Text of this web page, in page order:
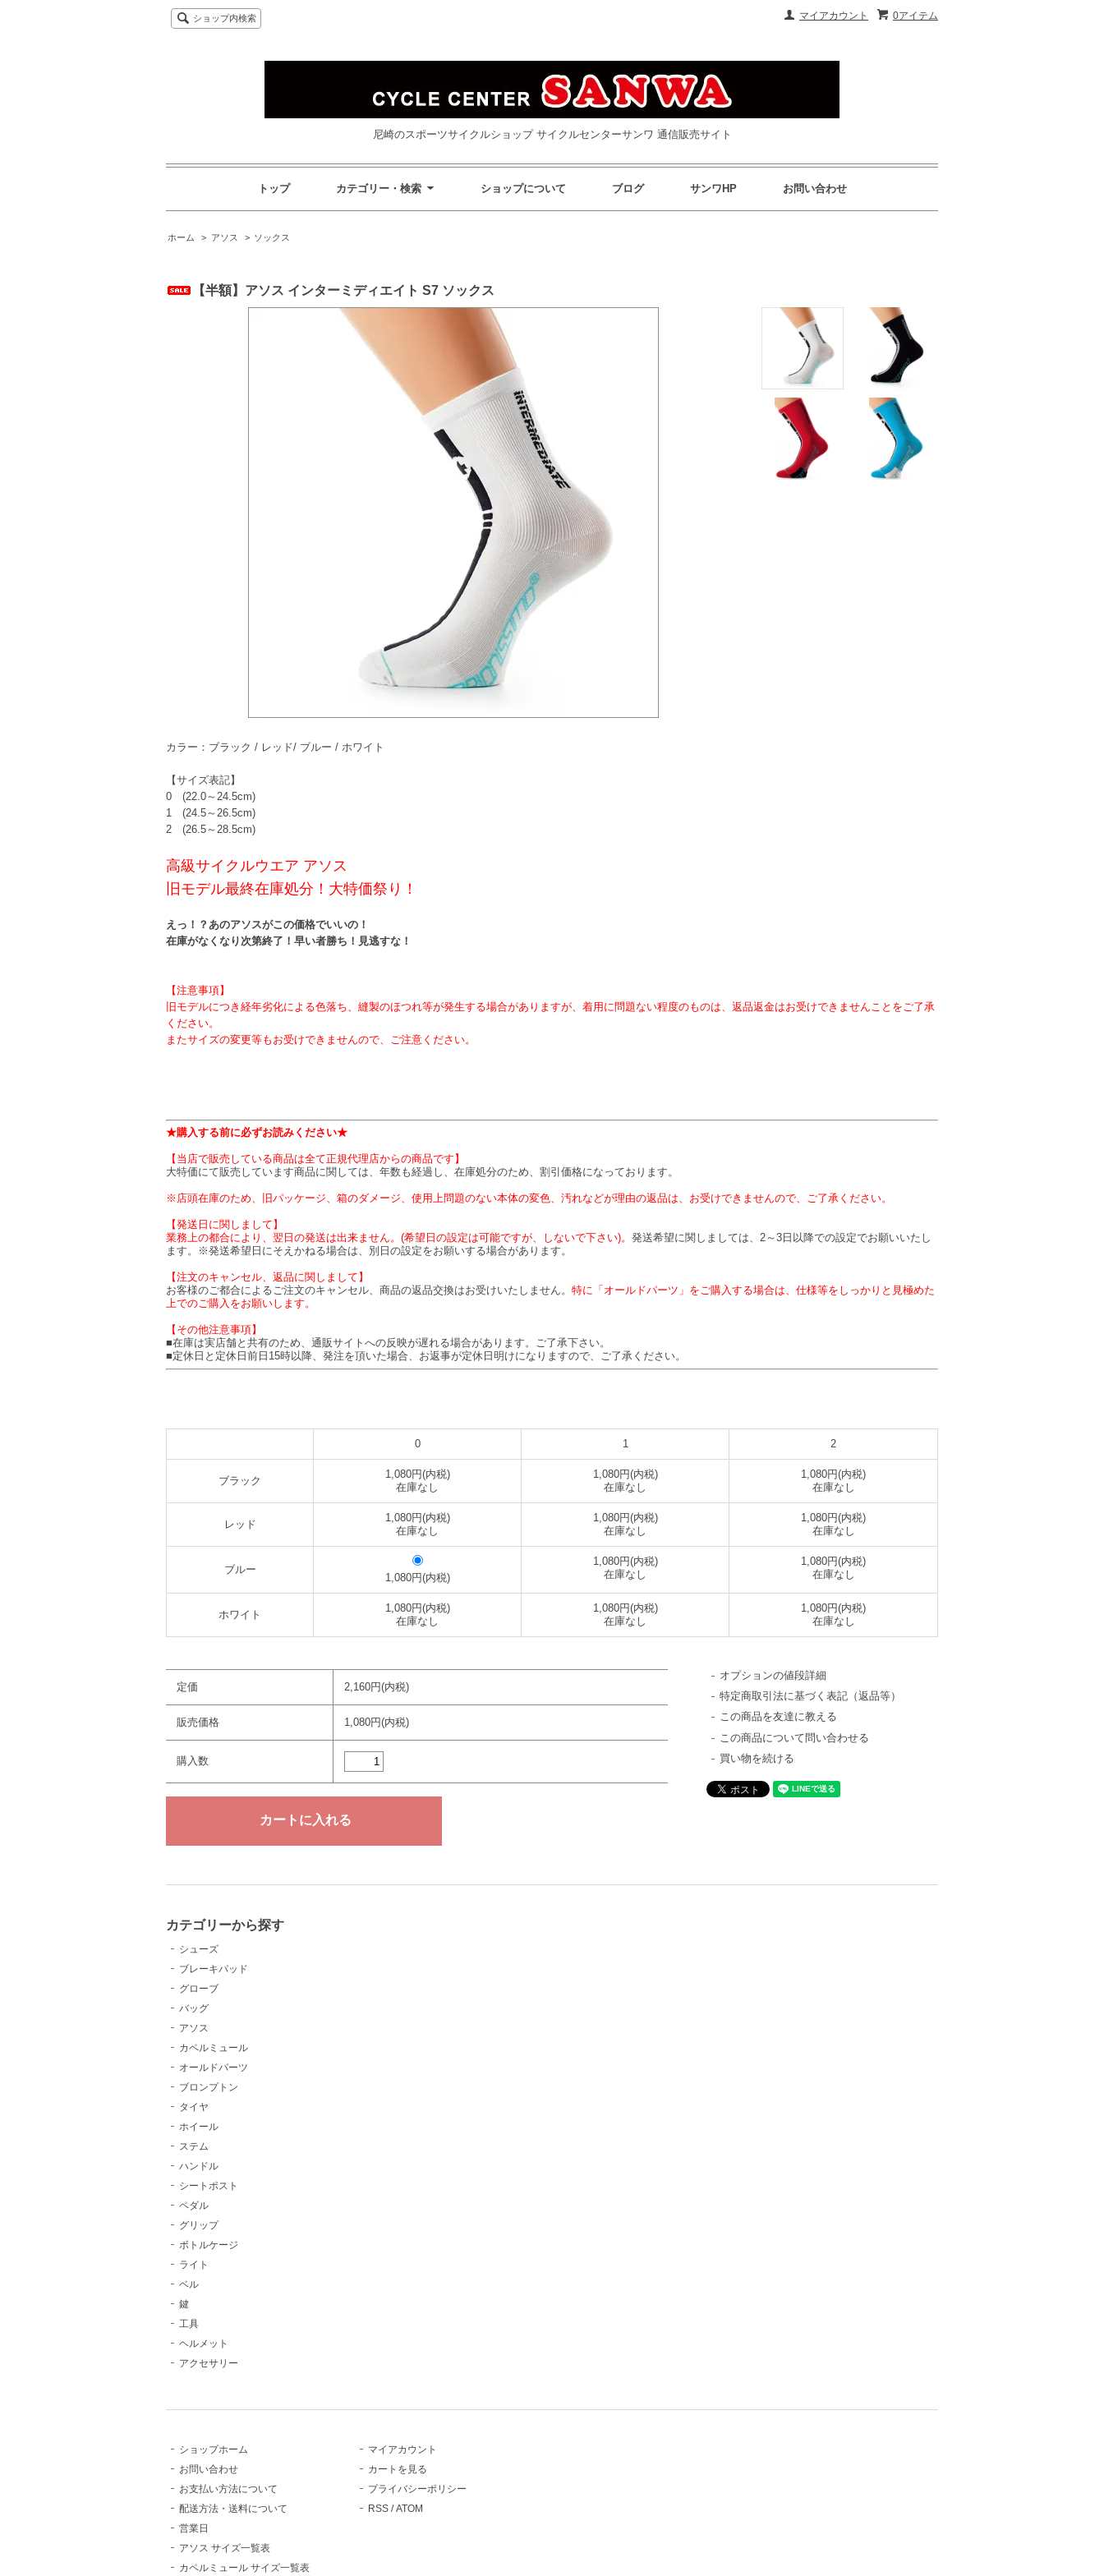
0アイテム
マイアカウント
ショップ内検索
尼崎のスポーツサイクルショップ サイクルセンターサンワ 通信販売サイト
トップ カテゴリー・検索 ショップについて ブログ サンワHP お問い合わせ
ホーム > アソス > ソックス
【半額】アソス インターミディエイト S7 ソックス
カラー：ブラック / レッド/ ブルー / ホワイト
【サイズ表記】
0 (22.0～24.5cm)
1 (24.5～26.5cm)
2 (26.5～28.5cm)
高級サイクルウエア アソス
旧モデル最終在庫処分！大特価祭り！
えっ！？あのアソスがこの価格でいいの！
在庫がなくなり次第終了！早い者勝ち！見逃すな！
【注意事項】
旧モデルにつき経年劣化による色落ち、縫製のほつれ等が発生する場合がありますが、着用に問題ない程度のものは、返品返金はお受けできませんことをご了承
ください。
またサイズの変更等もお受けできませんので、ご注意ください。
★購入する前に必ずお読みください★
【当店で販売している商品は全て正規代理店からの商品です】
大特価にて販売しています商品に関しては、年数も経過し、在庫処分のため、割引価格になっております。
※店頭在庫のため、旧パッケージ、箱のダメージ、使用上問題のない本体の変色、汚れなどが理由の返品は、お受けできませんので、ご了承ください。
【発送日に関しまして】
業務上の都合により、翌日の発送は出来ません。(希望日の設定は可能ですが、しないで下さい)。 発送希望に関しましては、2～3日以降での設定でお願いいたし
ます。※発送希望日にそえかねる場合は、別日の設定をお願いする場合があります。
【注文のキャンセル、返品に関しまして】
お客様のご都合によるご注文のキャンセル、商品の返品交換はお受けいたしません。 特に「オールドパーツ」をご購入する場合は、仕様等をしっかりと見極めた
上でのご購入をお願いします。
【その他注意事項】
■在庫は実店舗と共有のため、通販サイトへの反映が遅れる場合があります。ご了承下さい。
■定休日と定休日前日15時以降、発注を頂いた場合、お返事が定休日明けになりますので、ご了承ください。
0 1 2
ブラック
1,080円(内税)
在庫なし
1,080円(内税)
在庫なし
1,080円(内税)
在庫なし
レッド
1,080円(内税)
在庫なし
1,080円(内税)
在庫なし
1,080円(内税)
在庫なし
ブルー
1,080円(内税)
1,080円(内税)
在庫なし
1,080円(内税)
在庫なし
ホワイト
1,080円(内税)
在庫なし
1,080円(内税)
在庫なし
1,080円(内税)
在庫なし
定価 2,160円(内税)
販売価格 1,080円(内税)
購入数
オプションの値段詳細
特定商取引法に基づく表記（返品等）
この商品を友達に教える
この商品について問い合わせる
買い物を続ける
カテゴリーから探す
シューズ
ブレーキパッド
グローブ
バッグ
アソス
カペルミュール
オールドパーツ
ブロンプトン
タイヤ
ホイール
ステム
ハンドル
シートポスト
ペダル
グリップ
ボトルケージ
ライト
ベル
鍵
工具
ヘルメット
アクセサリー
ショップホーム
お問い合わせ
お支払い方法について
配送方法・送料について
営業日
アソス サイズ一覧表
カペルミュール サイズ一覧表
マイアカウント
カートを見る
プライバシーポリシー
RSS /ATOM